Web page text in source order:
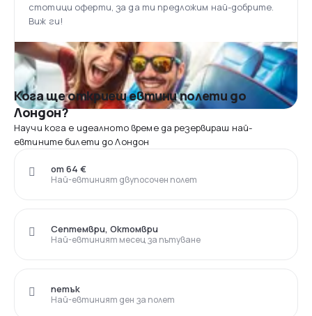
стотици оферти, за да ти предложим най-добрите.
Виж ги!
Кога ще откриеш евтини полети до
Лондон?
Научи кога е идеалното време да резервираш най-
евтините билети до Лондон
Най-евтиният двупосочен полет
от 64 €
Най-евтиният месец за пътуване
Септември, Октомври
Най-евтиният ден за полет
петък